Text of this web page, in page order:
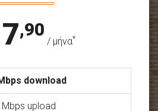
,90
/ μήνα*
download
Mbps upload